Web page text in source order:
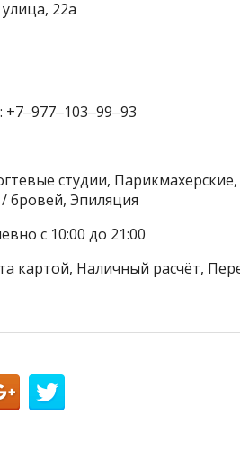
22а
студии, Парикмахерские,
бровей, Эпиляция
с 10:00 до 21:00
картой, Наличный расчёт,